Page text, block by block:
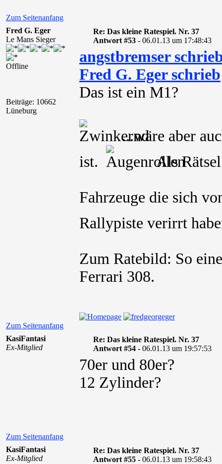
Zum Seitenanfang
Fred G. Eger
Le Mans Sieger
Offline
Beiträge: 10662
Lüneburg
Re: Das kleine Ratespiel. Nr. 37
Antwort #53 - 06.01.13 um 17:48:43
angstbremser
Fred G. Eger schrieb
Das ist ein M1?
...wäre aber
ist.
Als
Fahrzeuge die sich
Rallypiste verirrt
Zum Ratebild: So
Ferrari 308.
Zum Seitenanfang
KasiFantasi
Ex-Mitglied
Re: Das kleine Ratespiel. Nr. 37
Antwort #54 - 06.01.13 um 19:57:53
70er und 80er?
12 Zylinder?
Zum Seitenanfang
KasiFantasi
Ex-Mitglied
Re: Das kleine Ratespiel. Nr. 37
Antwort #55 - 06.01.13 um 19:58:43